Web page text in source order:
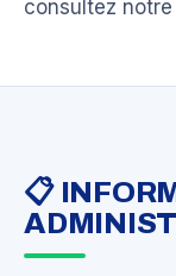
consultez notre
📋